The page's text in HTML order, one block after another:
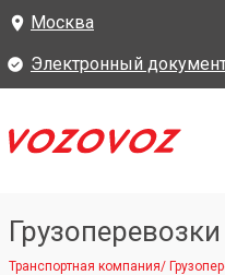
Москва
Электронный
Транспортная компания/